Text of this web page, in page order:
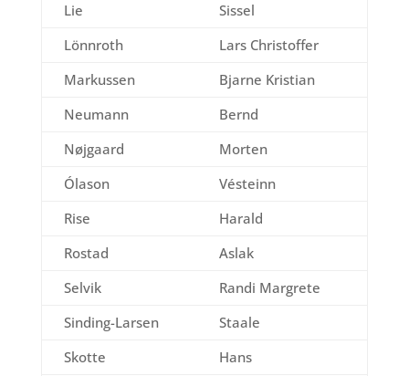
Lie
Sissel
Lönnroth
Lars Christoffer
Markussen
Bjarne Kristian
Neumann
Bernd
Nøjgaard
Morten
Ólason
Vésteinn
Rise
Harald
Rostad
Aslak
Selvik
Randi Margrete
Sinding-Larsen
Staale
Skotte
Hans